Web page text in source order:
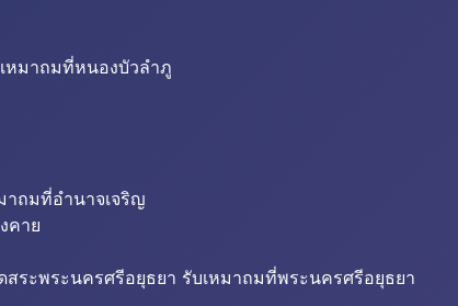
หมาถมที่หนองบัวลำภู
าถมที่อำนาจเจริญ
คาย
ระพระนครศรีอยุธยา รับเหมาถมที่พระนครศรีอยุธยา